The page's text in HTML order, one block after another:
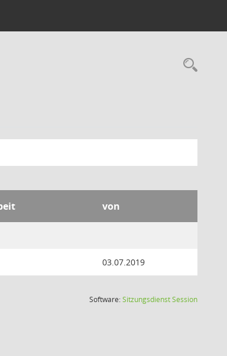
von
03.07.2019
Software:SitzungsdienstSession(Wird in